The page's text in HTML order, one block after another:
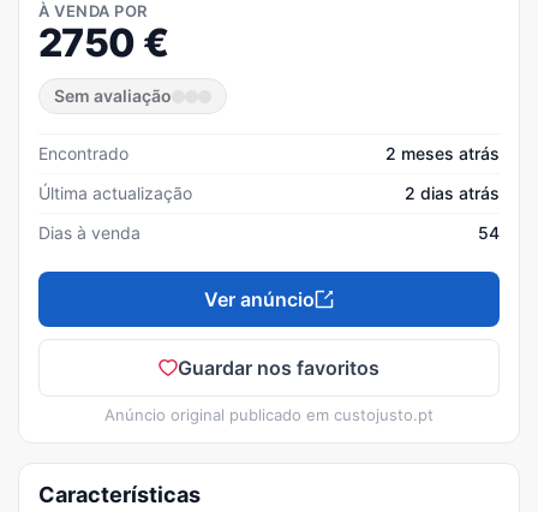
À VENDA POR
2750 €
Sem avaliação
Encontrado
2 meses atrás
Última actualização
2 dias atrás
Dias à venda
54
Ver anúncio
Guardar nos favoritos
Anúncio original publicado em custojusto.pt
Características